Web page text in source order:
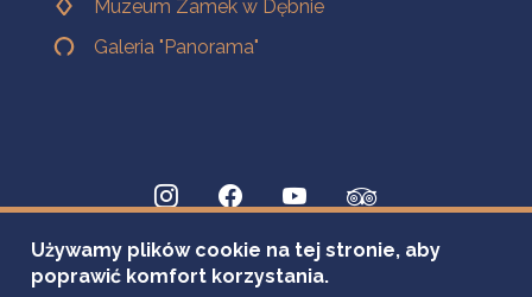
Muzeum Zamek w Dębnie
Galeria "Panorama"
Używamy plików cookie na tej stronie, aby
poprawić komfort korzystania.